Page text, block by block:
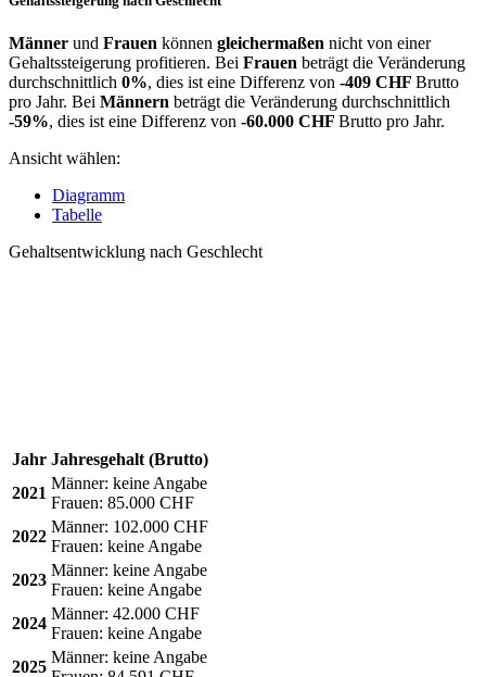
Männer und Frauen können gleichermaßen nicht von einer
Gehaltssteigerung profitieren. Bei Frauen beträgt die Veränderung
durchschnittlich 0%, dies ist eine Differenz von -409 CHF Brutto
pro Jahr. Bei Männern beträgt die Veränderung durchschnittlich
-59%, dies ist eine Differenz von -60.000 CHF Brutto pro Jahr.
Ansicht wählen:
Diagramm
Tabelle
Gehaltsentwicklung nach Geschlecht
Jahr Jahresgehalt (Brutto)
2021
Männer: keine Angabe
Frauen: 85.000 CHF
2022
Männer: 102.000 CHF
Frauen: keine Angabe
2023
Männer: keine Angabe
Frauen: keine Angabe
2024
Männer: 42.000 CHF
Frauen: keine Angabe
2025
Männer: keine Angabe